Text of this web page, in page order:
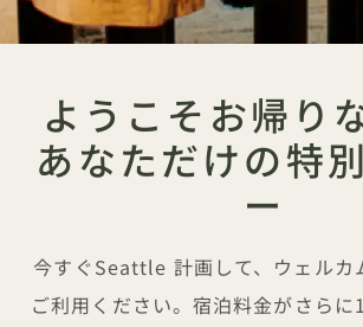
ようこそお帰り
あなただけの特
ー
今すぐSeattle 計画して、ウェルカ
ご利用ください。宿泊料金がさらに